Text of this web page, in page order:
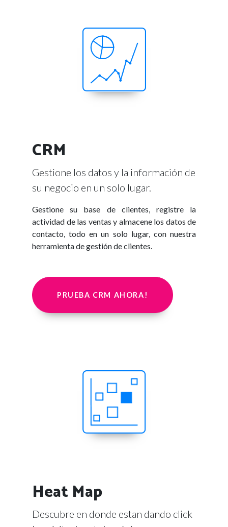
CRM
Gestione los datos y la información de
su negocio en un solo lugar.
Gestione su base de clientes, registre la
actividad de las ventas y almacene los datos de
contacto, todo en un solo lugar, con nuestra
herramienta de gestión de clientes.
PRUEBA CRM AHORA!
Heat Map
Descubre en donde estan dando click